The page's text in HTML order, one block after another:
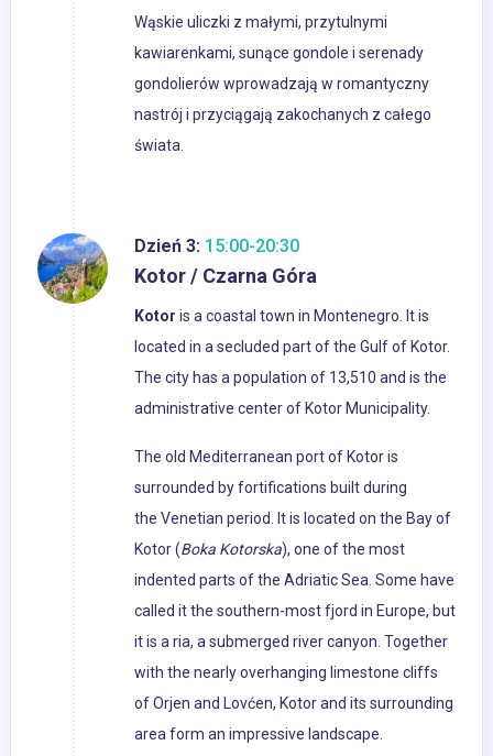
Wąskie uliczki z małymi, przytulnymi
kawiarenkami, sunące gondole i serenady
gondolierów wprowadzają w romantyczny
nastrój i przyciągają zakochanych z całego
świata.
Dzień 3: 15:00-20:30
Kotor / Czarna Góra
Kotor is a coastal town in Montenegro. It is
located in a secluded part of the Gulf of Kotor.
The city has a population of 13,510 and is the
administrative center of Kotor Municipality.
The old Mediterranean port of Kotor is
surrounded by fortifications built during
the Venetian period. It is located on the Bay of
Kotor (Boka Kotorska), one of the most
indented parts of the Adriatic Sea. Some have
called it the southern-most fjord in Europe, but
it is a ria, a submerged river canyon. Together
with the nearly overhanging limestone cliffs
of Orjen and Lovćen, Kotor and its surrounding
area form an impressive landscape.